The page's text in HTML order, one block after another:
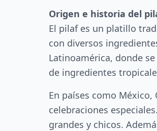
Origen e historia del
El pilaf es un platillo
con diversos
Latinoamérica, donde
de ingredientes
En países como
celebraciones
grandes y chicos.